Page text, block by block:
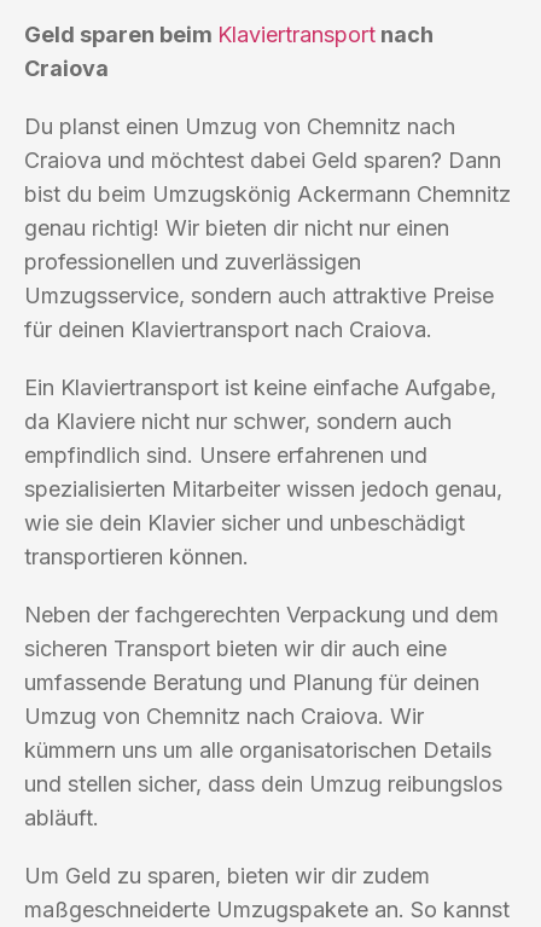
Geld sparen beim Klaviertransport nach
Craiova
Du planst einen Umzug von Chemnitz nach
Craiova und möchtest dabei Geld sparen? Dann
bist du beim Umzugskönig Ackermann Chemnitz
genau richtig! Wir bieten dir nicht nur einen
professionellen und zuverlässigen
Umzugsservice, sondern auch attraktive Preise
für deinen Klaviertransport nach Craiova.
Ein Klaviertransport ist keine einfache Aufgabe,
da Klaviere nicht nur schwer, sondern auch
empfindlich sind. Unsere erfahrenen und
spezialisierten Mitarbeiter wissen jedoch genau,
wie sie dein Klavier sicher und unbeschädigt
transportieren können.
Neben der fachgerechten Verpackung und dem
sicheren Transport bieten wir dir auch eine
umfassende Beratung und Planung für deinen
Umzug von Chemnitz nach Craiova. Wir
kümmern uns um alle organisatorischen Details
und stellen sicher, dass dein Umzug reibungslos
abläuft.
Um Geld zu sparen, bieten wir dir zudem
maßgeschneiderte Umzugspakete an. So kannst